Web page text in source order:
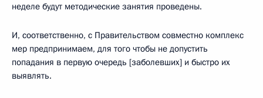
неделе будут методические занятия проведены.
И, соответственно, с Правительством совместно комплекс
мер предпринимаем, для того чтобы не допустить
попадания в первую очередь [заболевших] и быстро их
выявлять.